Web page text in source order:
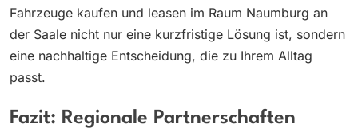
Fahrzeuge kaufen und leasen im Raum Naumburg an
der Saale nicht nur eine kurzfristige Lösung ist, sondern
eine nachhaltige Entscheidung, die zu Ihrem Alltag
passt.
Fazit: Regionale Partnerschaften